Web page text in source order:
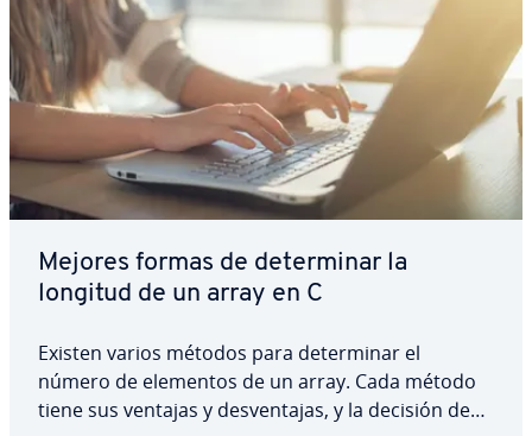
Mejores formas de de­te­r­mi­nar la
longitud de un array en C
Existen varios métodos para de­te­r­mi­nar el
número de elementos de un array. Cada método
tiene sus ventajas y de­s­ve­n­ta­jas, y la decisión debe